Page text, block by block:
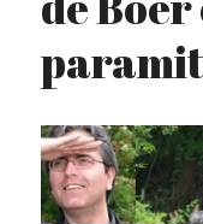
Hindoeïsme
Kashmir
Krishnamurti
Stockhausen
Zoeken